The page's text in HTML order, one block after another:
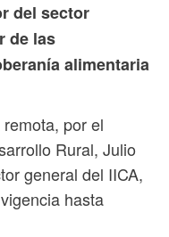
del sector
de las
alimentaria
por el
Rural, Julio
general del IICA,
hasta